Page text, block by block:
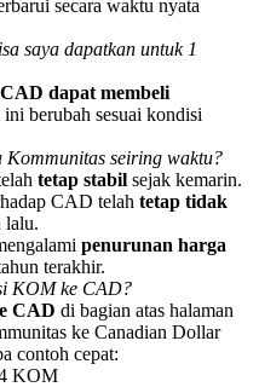
imbalan tunai
secara waktu nyata
saya dapatkan untuk 1
dapat membeli
berubah sesuai kondisi
seiring waktu?
tetap stabil sejak kemarin.
CAD telah tetap tidak
lalu.
penurunan harga
terakhir.
KOM ke CAD?
CAD di bagian atas halaman
ke Canadian Dollar
contoh cepat:
KOM